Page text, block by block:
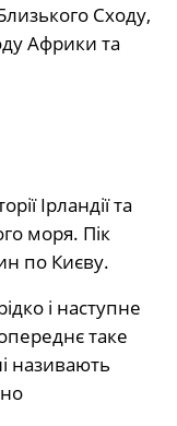
Сходу,
Африки та
Ірландії та
моря. Пік
по Києву.
і наступне
таке
називають